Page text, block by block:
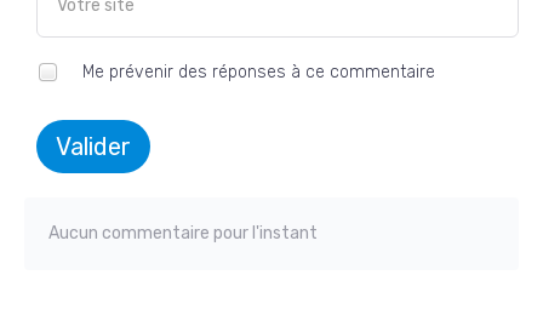
Me prévenir des réponses à ce commentaire
Valider
Aucun commentaire pour l'instant